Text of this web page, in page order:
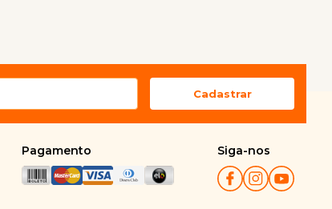
Pagamento Siga-nos